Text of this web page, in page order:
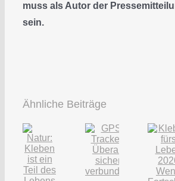
muss als Autor der
sein.
Ähnliche Beiträge